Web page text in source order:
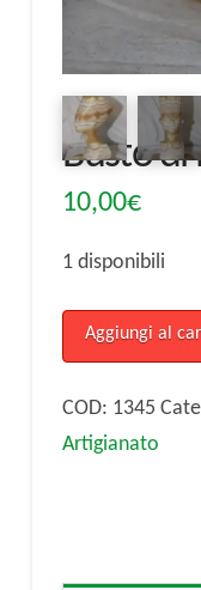
Busto di
10,00€
1 disponibili
Busto
di
Nefertiti
quantità
Aggiungi al
COD: 1345
Artigianato